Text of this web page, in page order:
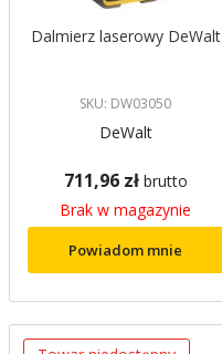
Dalmierz laserowy DeWalt
SKU: DW03050
DeWalt
711,96 zł brutto
Brak w magazynie
Powiadom mnie